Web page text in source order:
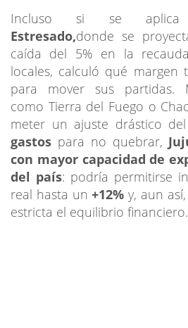
Incluso si se
Estresado,donde se
caída del 5% en la
locales, calculó qué margen
para mover sus partidas.
como Tierra del Fuego o
meter un ajuste drástico del
gastos para no quebrar,
con mayor capacidad de
del país: podría permitirse
real hasta un+12% y, aun
estricta el equilibrio financiero.